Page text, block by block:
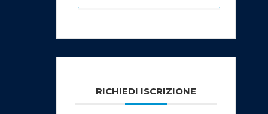
RICHIEDI ISCRIZIONE